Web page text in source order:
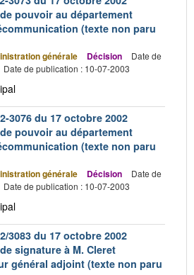
pouvoir au département
(texte non paru
générale Décision
Date de
Date de publication : 10-07-2003
3076 du 17 octobre 2002
pouvoir au département
(texte non paru
générale Décision
Date de
Date de publication : 10-07-2003
3083 du 17 octobre 2002
signature à M. Cleret
général adjoint (texte non paru